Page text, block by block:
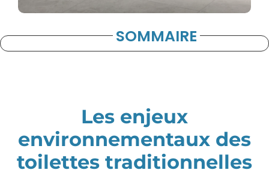
SOMMAIRE
Les enjeux
environnementaux des
toilettes traditionnelles